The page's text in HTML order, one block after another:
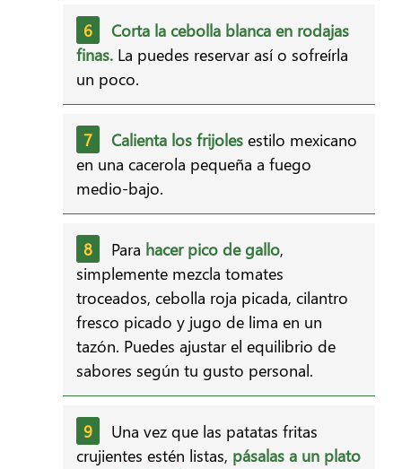
Corta la cebolla blanca en rodajas
finas. La puedes reservar así o sofreírla
un poco.
Calienta los frijoles estilo mexicano
en una cacerola pequeña a fuego
medio-bajo.
Para hacer pico de gallo,
simplemente mezcla tomates
troceados, cebolla roja picada, cilantro
fresco picado y jugo de lima en un
tazón. Puedes ajustar el equilibrio de
sabores según tu gusto personal.
Una vez que las patatas fritas
crujientes estén listas, pásalas a un plato